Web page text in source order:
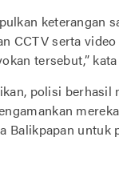
keterangan
CCTV serta
tersebut,”
polisi berhasil
Balikpapan untuk